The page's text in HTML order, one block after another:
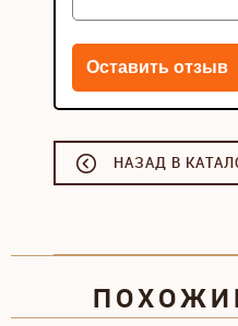
НАЗАД В